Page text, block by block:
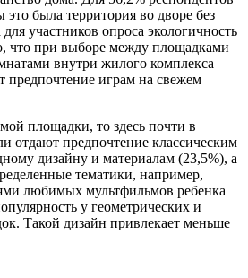
это была территория во дворе без
участников опроса экологичность
что при выборе между площадками
внутри жилого комплекса
предпочтение играм на свежем
площадки, то здесь почти в
отдают предпочтение классическим
дизайну и материалам (23,5%), а
тематики, например,
любимых мультфильмов ребенка
у геометрических и
Такой дизайн привлекает меньше